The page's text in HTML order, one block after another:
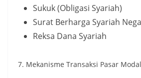
Sukuk (Obligasi Syariah)
Surat Berharga Syariah
Reksa Dana Syariah
7. Mekanisme Transaksi Pasar